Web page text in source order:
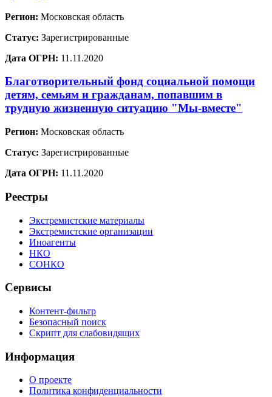
Регион: Московская область
Статус: Зарегистрированные
Дата ОГРН: 11.11.2020
Благотворительный фонд социальной помощи
детям, семьям и гражданам, попавшим в
трудную жизненную ситуацию "Мы-вместе"
Регион: Московская область
Статус: Зарегистрированные
Дата ОГРН: 11.11.2020
Реестры
Экстремистские материалы
Экстремистские организации
Иноагенты
НКО
СОНКО
Сервисы
Контент-фильтр
Безопасный поиск
Скрипт для слабовидящих
Информация
О проекте
Политика конфиденциальности